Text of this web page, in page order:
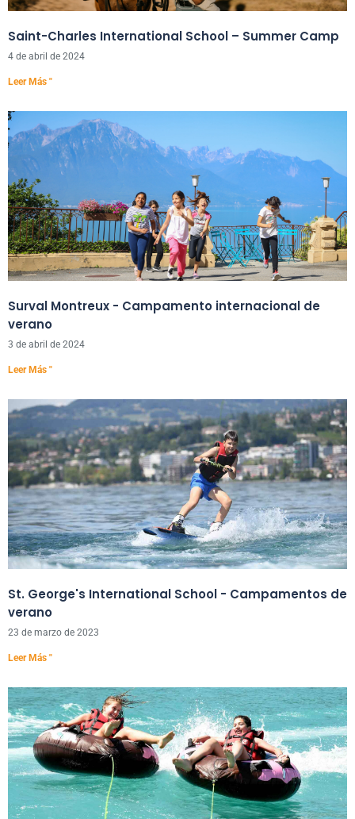
Saint-Charles International School – Summer Camp
4 de abril de 2024
Leer Más "
Surval Montreux - Campamento internacional de
verano
3 de abril de 2024
Leer Más "
St. George's International School - Campamentos de
verano
23 de marzo de 2023
Leer Más "